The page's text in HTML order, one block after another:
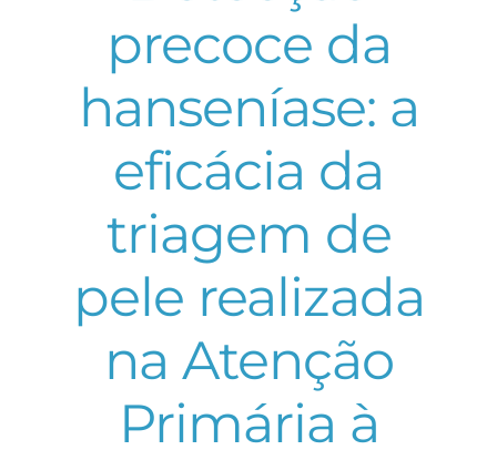
precoce da
hanseníase: a
eficácia da
triagem de
pele realizada
na Atenção
Primária à